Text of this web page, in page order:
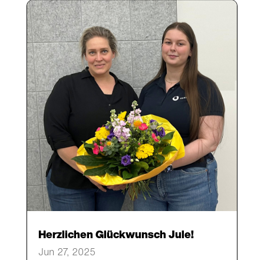
Herzlichen Glückwunsch Jule!
Jun 27, 2025